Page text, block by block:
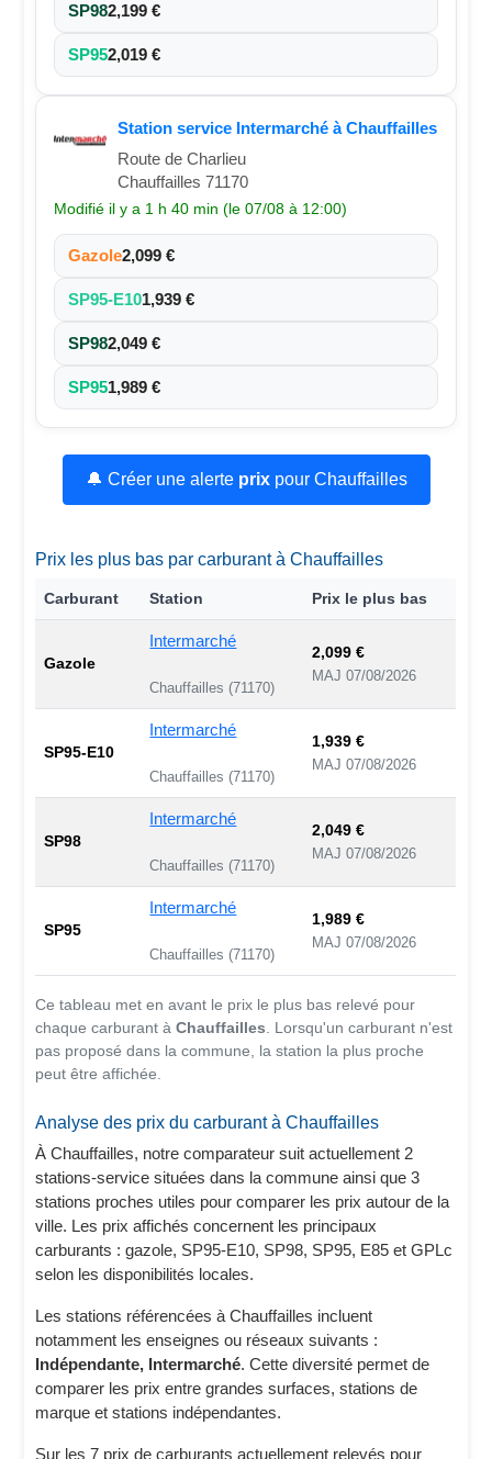
SP982,199 €
SP952,019 €
Station service Intermarché à Chauffailles
Route de Charlieu
Chauffailles 71170
Modifié il y a 1 h 40 min (le 07/08 à 12:00)
Gazole2,099 €
SP95-E101,939 €
SP982,049 €
SP951,989 €
🔔 Créer une alerte prixpour Chauffailles
Prix les plus bas par carburant à Chauffailles
Carburant Station Prix le plus bas
Gazole
Intermarché
Chauffailles (71170)
2,099 €
MAJ 07/08/2026
SP95-E10
Intermarché
Chauffailles (71170)
1,939 €
MAJ 07/08/2026
SP98
Intermarché
Chauffailles (71170)
2,049 €
MAJ 07/08/2026
SP95
Intermarché
Chauffailles (71170)
1,989 €
MAJ 07/08/2026
Ce tableau met en avant le prix le plus bas relevé pour
chaque carburant àChauffailles . Lorsqu'un carburant n'est
pas proposé dans la commune, la station la plus proche
peut être affichée.
Analyse des prix du carburant à Chauffailles
À Chauffailles, notre comparateur suit actuellement 2
stations-service situées dans la commune ainsi que 3
stations proches utiles pour comparer les prix autour de la
ville. Les prix affichés concernent les principaux
carburants : gazole, SP95-E10, SP98, SP95, E85 et GPLc
selon les disponibilités locales.
Les stations référencées à Chauffailles incluent
notamment les enseignes ou réseaux suivants :
Indépendante, Intermarché. Cette diversité permet de
comparer les prix entre grandes surfaces, stations de
marque et stations indépendantes.
Sur les 7 prix de carburants actuellement relevés pour